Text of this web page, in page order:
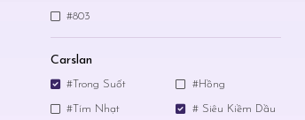
#803
Carslan
#Trong Suốt #Hồng
#Tím Nhạt # Siêu Kiềm Dầu